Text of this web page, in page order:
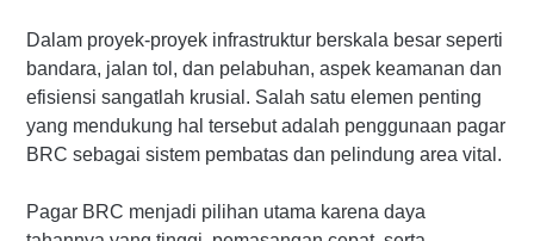
Dalam proyek-proyek infrastruktur berskala besar seperti
bandara, jalan tol, dan pelabuhan, aspek keamanan dan
efisiensi sangatlah krusial. Salah satu elemen penting
yang mendukung hal tersebut adalah penggunaan pagar
BRC sebagai sistem pembatas dan pelindung area vital.
Pagar BRC menjadi pilihan utama karena daya